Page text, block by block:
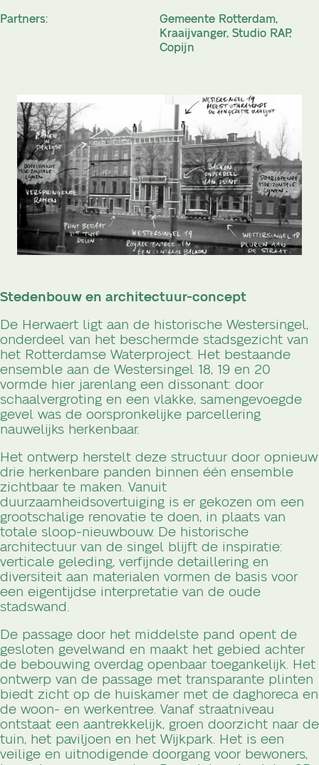
Partners:
Gemeente Rotterdam,
Kraaijvanger, Studio RAP,
Copijn
Stedenbouw en architectuur-concept
De Herwaert ligt aan de historische Westersingel,
onderdeel van het beschermde stadsgezicht van
het Rotterdamse Waterproject. Het bestaande
ensemble aan de Westersingel 18, 19 en 20
vormde hier jarenlang een dissonant: door
schaalvergroting en een vlakke, samengevoegde
gevel was de oorspronkelijke parcellering
nauwelijks herkenbaar.
Het ontwerp herstelt deze structuur door opnieuw
drie herkenbare panden binnen één ensemble
zichtbaar te maken. Vanuit
duurzaamheidsovertuiging is er gekozen om een
grootschalige renovatie te doen, in plaats van
totale sloop-nieuwbouw. De historische
architectuur van de singel blijft de inspiratie:
verticale geleding, verfijnde detaillering en
diversiteit aan materialen vormen de basis voor
een eigentijdse interpretatie van de oude
stadswand.
De passage door het middelste pand opent de
gesloten gevelwand en maakt het gebied achter
de bebouwing overdag openbaar toegankelijk. Het
ontwerp van de passage met transparante plinten
biedt zicht op de huiskamer met de daghoreca en
de woon- en werkentree. Vanaf straatniveau
ontstaat een aantrekkelijk, groen doorzicht naar de
tuin, het paviljoen en het Wijkpark. Het is een
veilige en uitnodigende doorgang voor bewoners,